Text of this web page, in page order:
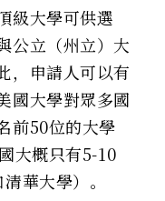
級大學可供選
公立（州立）大
，申請人可以有
國大學對眾多國
前50位的大學
大概只有5-10
華大學）。